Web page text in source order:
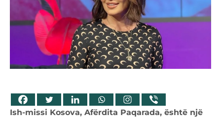
Ish-missi Kosova, Afërdita Paqarada, është një